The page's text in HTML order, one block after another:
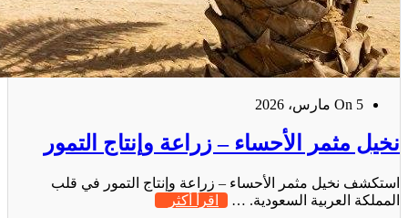
On 5 مارس، 2026
نخيل مثمر الأحساء – زراعة وإنتاج التمور
استكشف نخيل مثمر الأحساء – زراعة وإنتاج التمور في قلب
المملكة العربية السعودية. …
اقرأ أكثر